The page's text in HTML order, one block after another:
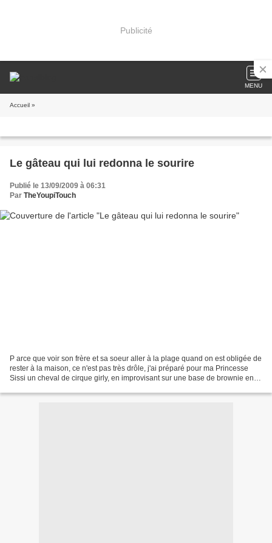
Publicité
MENU
Accueil »
Le gâteau qui lui redonna le sourire
Publié le 13/09/2009 à 06:31
Par TheYoupiTouch
P arce que voir son frère et sa soeur aller à la plage quand on est obligée de
rester à la maison, ce n'est pas très drôle, j'ai préparé pour ma Princesse
Sissi un cheval de cirque girly, en improvisant sur une base de brownie en